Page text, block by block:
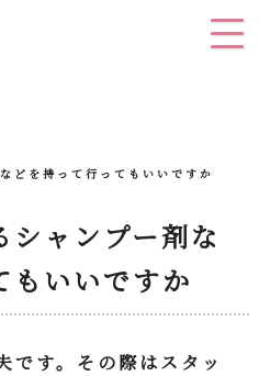
どを持って行ってもいいですか
シャンプー剤な
もいいですか
です。その際はスタッ